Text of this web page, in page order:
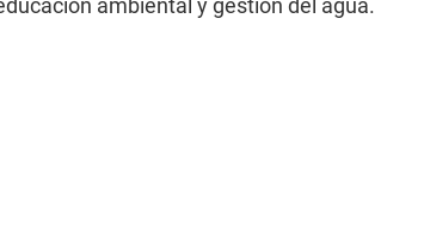
ambiental y gestión del agua.